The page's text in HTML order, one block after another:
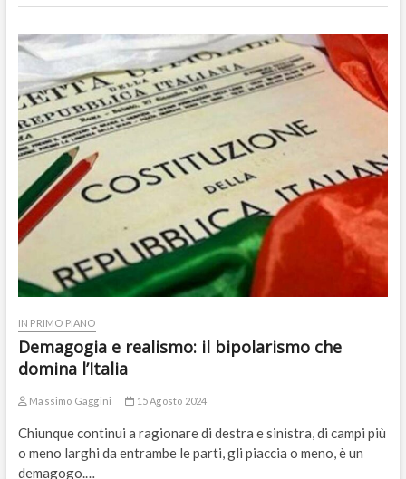
IN PRIMO PIANO
Demagogia e realismo: il bipolarismo che
domina l’Italia
Massimo Gaggini 15 Agosto 2024
Chiunque continui a ragionare di destra e sinistra, di campi più
o meno larghi da entrambe le parti, gli piaccia o meno, è un
demagogo.…